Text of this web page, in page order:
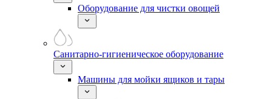
Оборудование для чистки овощей
Санитарно-гигиеническое оборудование
Машины для мойки ящиков и тары